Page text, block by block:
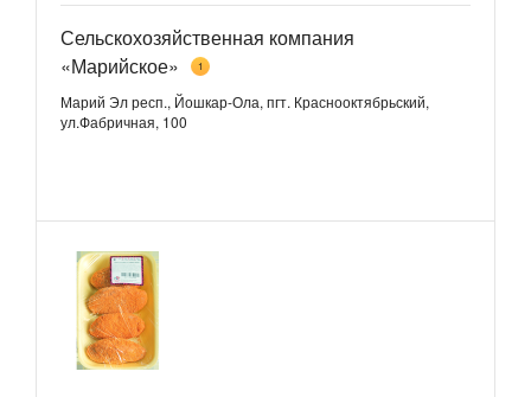
Сельскохозяйственная компания
«Марийское»
1
Марий Эл респ., Йошкар-Ола, пгт. Краснооктябрьский,
ул.Фабричная, 100